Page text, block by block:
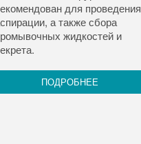
для проведения
а также сбора
жидкостей и
ПОДРОБНЕЕ